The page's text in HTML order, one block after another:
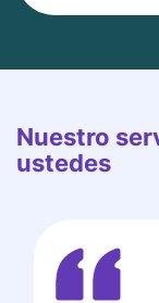
Nuestro
ustedes